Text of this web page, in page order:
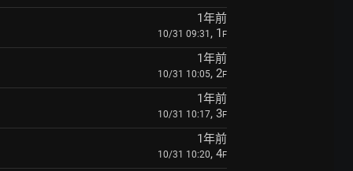
1年前
10/31 09:31 , 1 F
1年前
10/31 10:05, 2F
1年前
10/31 10:17, 3F
1年前
10/31 10:20, 4F